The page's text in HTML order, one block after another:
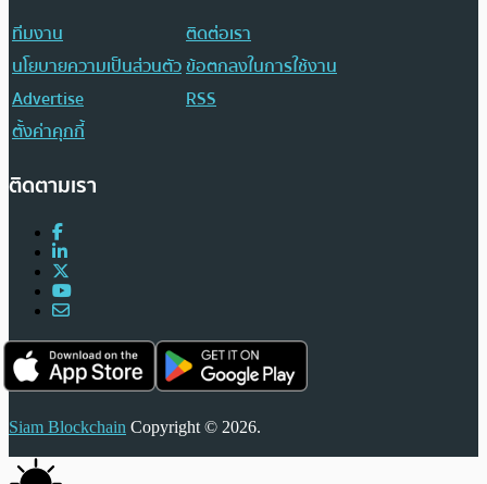
ทีมงาน
ติดต่อเรา
นโยบายความเป็นส่วนตัวข้อตกลงในการใช้งาน
Advertise
RSS
ตั้งค่าคุกกี้
ติดตามเรา
Siam Blockchain Copyright © 2026.